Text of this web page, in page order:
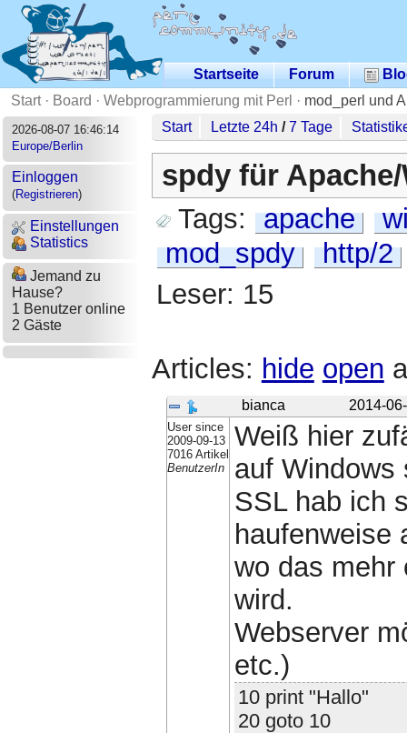
Startseite Forum
Start· Board · Webprogrammierung mit Perl · mod_perl und
2026-08-07 16:46:14
Europe/Berlin
Einloggen
(Registrieren)
Einstellungen
Statistics
Jemand zu
Hause?
1 Benutzer online
2 Gäste
Start Letzte 24h /7 Tage
spdy für
Tags: apache
mod_spdy
http/2
Leser: 15
Articles: hide open
bianca 2014-
User since
2009-09-13
7016 Artikel
BenutzerIn
Weiß hier
auf Windows
SSL hab ich
haufenweise
wo das mehr
wird.
Webserver
etc.)
10 print "Hallo"
20 goto 10